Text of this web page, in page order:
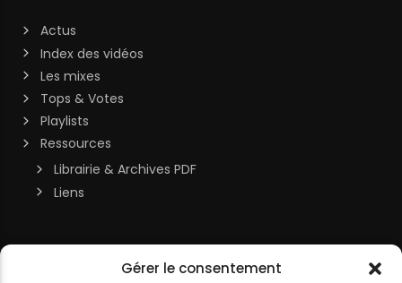
Gérer le consentement
Actus
Index des vidéos
Les mixes
Tops & Votes
Playlists
Ressources
Librairie & Archives PDF
Liens
MON COMPTE